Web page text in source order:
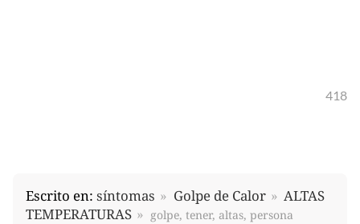
418
Escrito en: síntomas Golpe de Calor
ALTAS
TEMPERATURAS
golpe, tener, altas, persona